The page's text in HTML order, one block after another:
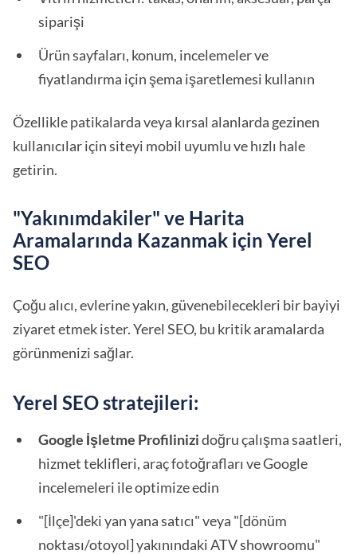
siparişi
Ürün sayfaları, konum, incelemeler ve
fiyatlandırma için şema işaretlemesi kullanın
Özellikle patikalarda veya kırsal alanlarda gezinen
kullanıcılar için siteyi mobil uyumlu ve hızlı hale
getirin.
"Yakınımdakiler" ve Harita
Aramalarında Kazanmak için Yerel
SEO
Çoğu alıcı, evlerine yakın, güvenebilecekleri bir bayiyi
ziyaret etmek ister. Yerel SEO, bu kritik aramalarda
görünmenizi sağlar.
Yerel SEO stratejileri:
Google İşletme Profilinizidoğru çalışma saatleri,
hizmet teklifleri, araç fotoğrafları ve Google
incelemeleri ile optimize edin
"[İlçe]'deki yan yana satıcı" veya "[dönüm
noktası/otoyol] yakınındaki ATV showroomu"